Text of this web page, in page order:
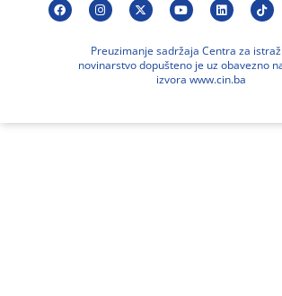
Preuzimanje sadržaja Centra za
novinarstvo dopušteno je uz obavezno
izvora www.cin.ba